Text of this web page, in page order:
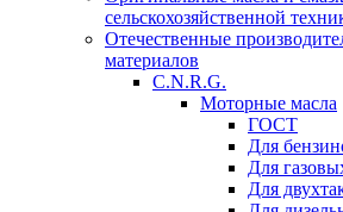
сельскохозяйственной
Отечественные
материалов
C.N.R.G.
Моторные масла
ГОСТ
Для
Для
Для